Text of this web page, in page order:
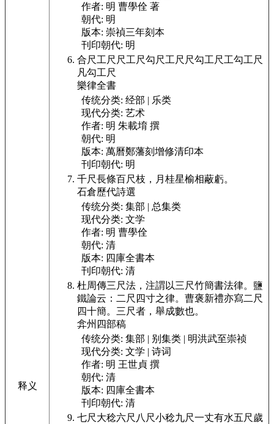
释义
作者: 明 曹學佺 著
朝代: 明
版本: 崇禎三年刻本
刊印朝代: 明
合尺工尺尺工尺勾尺工尺尺勾工尺工勾工尺
凡勾工尺
樂律全書
传统分类: 经部 | 乐类
现代分类: 艺术
作者: 明 朱載堉 撰
朝代: 明
版本: 萬曆鄭藩刻增修清印本
刊印朝代: 明
千尺長條百尺枝，月桂星榆相蔽虧。
石倉歷代詩選
传统分类: 集部 | 总集类
现代分类: 文学
作者: 明 曹學佺
朝代: 清
版本: 四庫全書本
刊印朝代: 清
杜周傳三尺法，注謂以三尺竹簡書法律。鹽
鐵論云：二 尺四寸之律。曹褒新禮亦寫二尺
四十簡。三尺者，舉成數也。
弇州四部稿
传统分类: 集部 | 别集类 | 明洪武至崇祯
现代分类: 文学 | 诗词
作者: 明 王世貞 撰
朝代: 清
版本: 四庫全書本
刊印朝代: 清
七尺大稔六尺八尺小稔九尺一丈有水五尺歲